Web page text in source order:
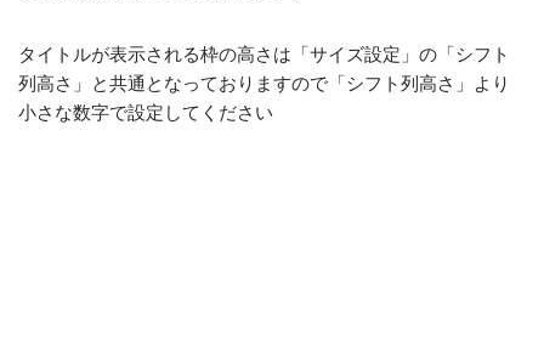
タイトルが表示される枠の高さは「サイズ設定」の「シフト
列高さ」と共通となっておりますので「シフト列高さ」より
小さな数字で設定してください